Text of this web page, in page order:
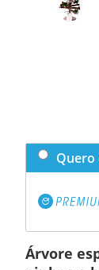
Quero
Árvore